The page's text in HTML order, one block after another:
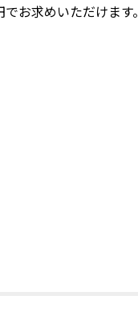
お求めいただけます。